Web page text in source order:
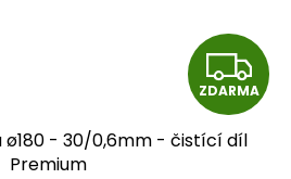
Z
D
ZDARMA
ø180 - 30/0,6mm - čistící díl
Premium